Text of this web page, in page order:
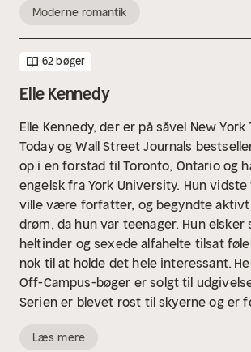
Moderne romantik
62 bøger
Elle Kennedy
Elle Kennedy, der er på såvel New York
Today og Wall Street Journals
op i en forstad til Toronto, Ontario og
engelsk fra York University. Hun
ville være forfatter, og begyndte
drøm, da hun var teenager. Hun
heltinder og sexede alfahelte tilsat
nok til at holde det hele interessant. Hendes populære
Off-Campus-bøger er solgt til
Serien er blevet rost til skyerne og er
og atmosfære. Underfundig og
Læs mere